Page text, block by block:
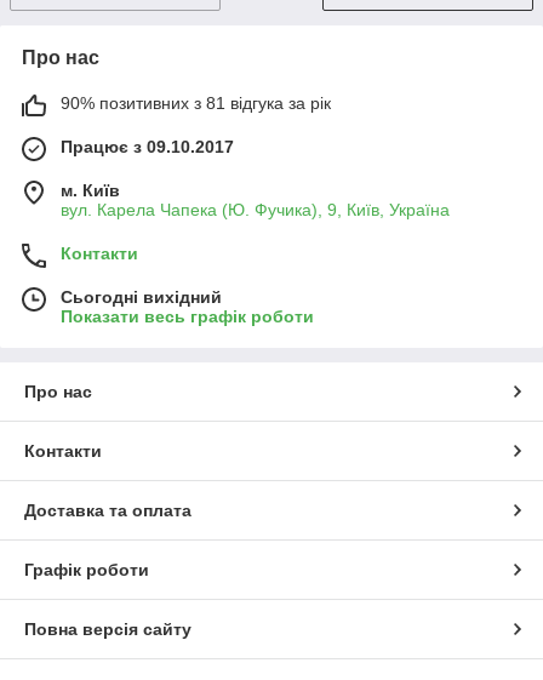
Про нас
90% позитивних з 81 відгука за рік
Працює з 09.10.2017
м. Київ
вул. Карела Чапека (Ю. Фучика), 9, Київ, Україна
Контакти
Сьогодні вихідний
Показати весь графік роботи
Про нас
Контакти
Доставка та оплата
Графік роботи
Повна версія сайту